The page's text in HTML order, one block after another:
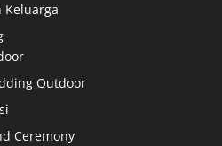
Keluarga
Outdoor
Ceremony